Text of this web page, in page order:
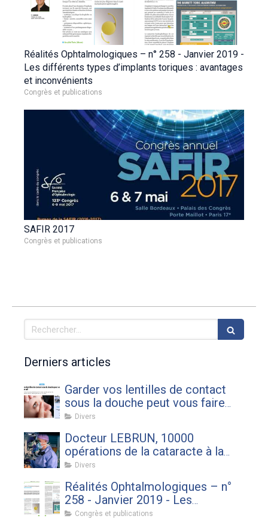
Réalités Ophtalmologiques – n° 258 - Janvier 2019 -
Les différents types d’implants toriques : avantages
et inconvénients
Congrès et publications
SAFIR 2017
Congrès et publications
Rechercher
Derniers articles
Garder vos lentilles de contact
sous la douche peut vous faire
perdre un œil par R.K. contribution
Divers
Docteur LEBRUN, 10000
opérations de la cataracte à la
clinique du Landy
Divers
Réalités Ophtalmologiques – n°
258 - Janvier 2019 - Les
différents types d’implants
Congrès et publications